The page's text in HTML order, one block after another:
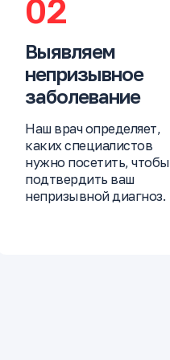
02
Выявляем
непризывное
заболевание
Наш врач определяет,
каких специалистов
нужно посетить, чтобы
подтвердить ваш
непризывной диагноз.